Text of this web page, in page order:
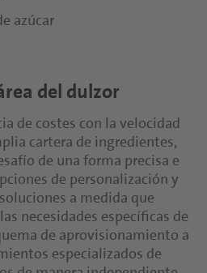
del dulzor
de costes con la velocidad
cartera de ingredientes,
de una forma precisa e
de personalización y
a medida que
necesidades específicas de
de aprovisionamiento a
especializados de